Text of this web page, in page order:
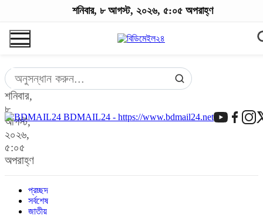
শনিবার,
৮
আগস্ট,
২০২৬,
৫:০৫
অপরাহ্ণ
BDMAIL24 - https://www.bdmail24.net
প্রচ্ছদ
সর্বশেষ
জাতীয়
শনিবার, ৮ আগস্ট, ২০২৬, ৫:০৫ অপরাহ্ণ